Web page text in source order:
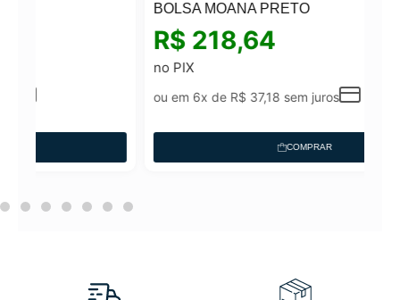
BOLSA MOANA PRETO
218,64
R$37,18sem juros